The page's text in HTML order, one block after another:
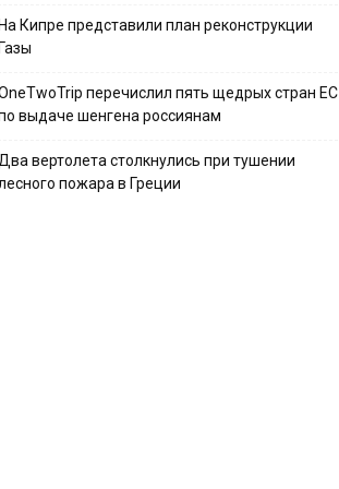
Кипре представили план реконструкции
перечислил пять щедрых стран ЕС
выдаче шенгена россиянам
вертолета столкнулись при тушении
пожара в Греции